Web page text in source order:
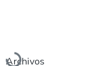
Cargando...
Archivos